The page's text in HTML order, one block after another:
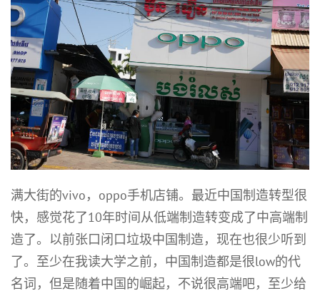
满大街的vivo，oppo手机店铺。最近中国制造转型很
快，感觉花了10年时间从低端制造转变成了中高端制
造了。以前张口闭口垃圾中国制造，现在也很少听到
了。至少在我读大学之前，中国制造都是很low的代
名词，但是随着中国的崛起，不说很高端吧，至少给